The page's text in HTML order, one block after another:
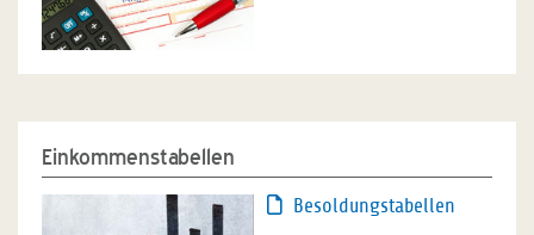
Einkommenstabellen
Besoldungstabellen